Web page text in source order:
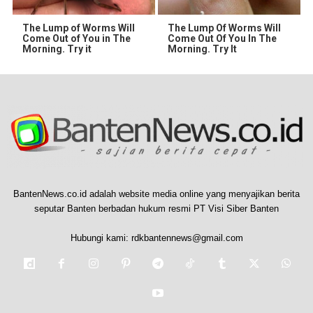
The Lump of Worms Will
Come Out of You in The
Morning. Try it
The Lump Of Worms Will
Come Out Of You In The
Morning. Try It
BantenNews.co.id adalah website media online yang menyajikan berita
seputar Banten berbadan hukum resmi PT Visi Siber Banten
Hubungi kami: rdkbantennews@gmail.com